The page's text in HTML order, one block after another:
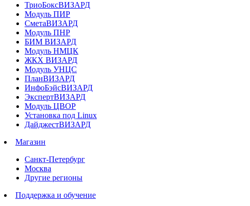
ТриоБоксВИЗАРД
Модуль ПИР
СметаВИЗАРД
Модуль ПНР
БИМ ВИЗАРД
Модуль НМЦК
ЖКХ ВИЗАРД
Модуль УНЦС
ПланВИЗАРД
ИнфоБэйсВИЗАРД
ЭкспертВИЗАРД
Модуль ЦВОР
Установка под Linux
ДайджестВИЗАРД
Магазин
Санкт-Петербург
Москва
Другие регионы
Поддержка и обучение